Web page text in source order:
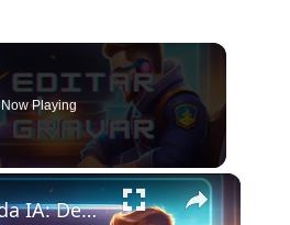
Now Playing
×
A Magia da IA: Descubra como Criar Vídeos Surpreendentes com Chat GPT e InVideo!